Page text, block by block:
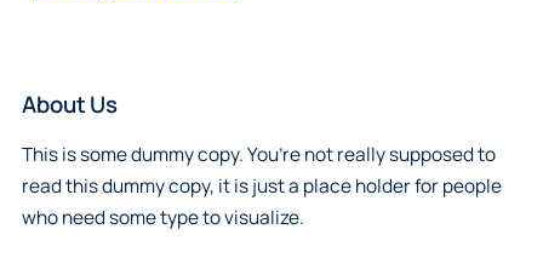
About Us
This is some dummy copy. You’re not really supposed to
read this dummy copy, it is just a place holder for people
who need some type to visualize.